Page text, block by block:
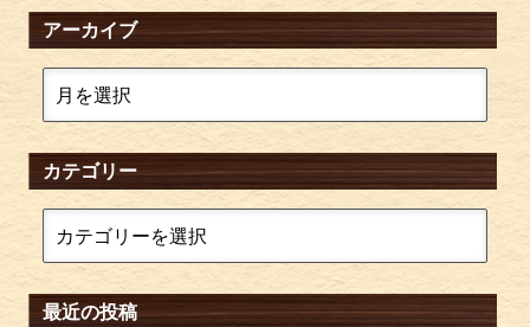
アーカイブ
カテゴリー
最近の投稿